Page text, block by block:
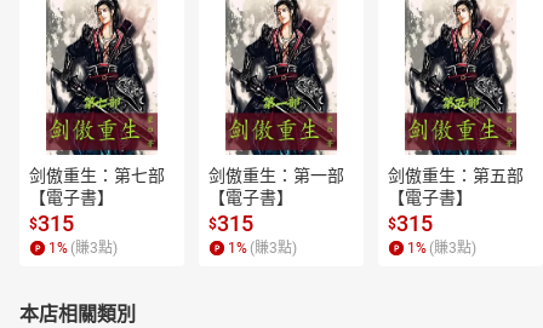
剑傲重生：第七部
【電子書】
$315
1 % (賺3點)
剑傲重生：第一部
【電子書】
$315
1 % (賺3點)
剑傲重生：第五部
【電子書】
$315
1 % (賺3點)
本店相關類別